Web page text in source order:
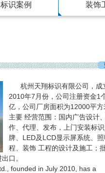
标识案例 装饰
杭州天翔标识有限公司，成
2010年7月份，公司注册资金1
亿，公司厂房面积为12000平方
主要 经营范围：国内广告设计
作、代理、发布，上门安装标
牌、LED及LCD显示屏系统、
程、装饰 工程的设计及施工；
口。
founded in July 2010, has a
出口新西兰奥克兰
...【more】